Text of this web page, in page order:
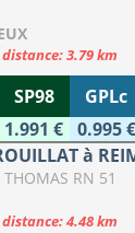
distance: 3.79 km
SP98 GPLc
1.991 € 0.995 €
à
THOMAS RN 51
distance: 4.48 km